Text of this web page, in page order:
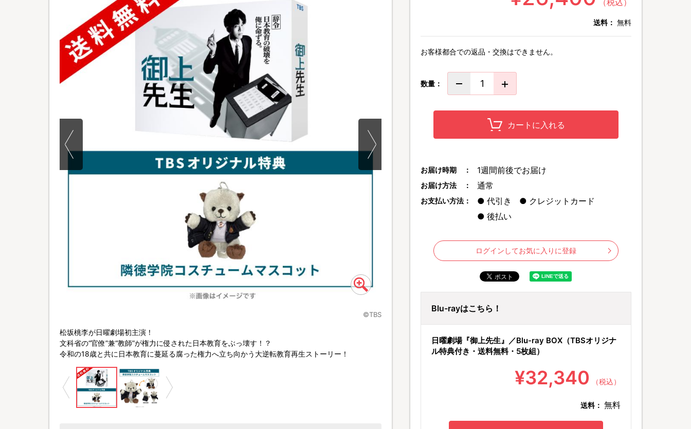
©TBS
松坂桃李が日曜劇場初主演！
文科省の“官僚”兼“教師”が権力に侵された日本教育をぶっ壊す！？
令和の18歳と共に日本教育に蔓延る腐った権力へ立ち向かう大逆転教育再生ストーリー！
（税込）
送料： 無料
お客様都合での返品・交換はできません。
数量：
カートに入れる
お届け時期 ： 1週間前後でお届け
お届け方法 ： 通常
お支払い方法： 代引き
クレジットカード
後払い
ログインしてお気に入りに登録
Blu-rayはこちら！
日曜劇場『御上先生』／Blu-ray BOX（TBSオリジナ
ル特典付き・送料無料・5枚組）
¥32,340 （税込）
送料： 無料